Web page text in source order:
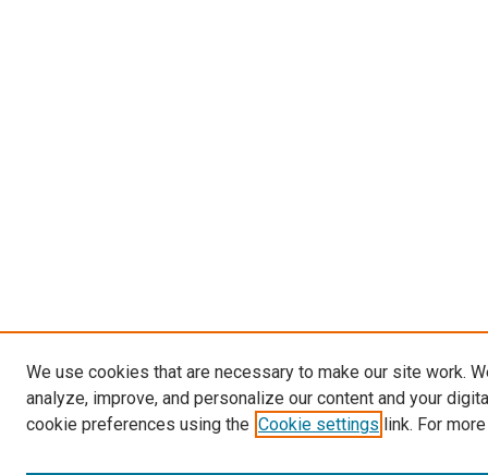
We use cookies that are necessary to make our site work.
analyze, improve, and personalize our content and your
cookie preferences using the Cookie settings link. For